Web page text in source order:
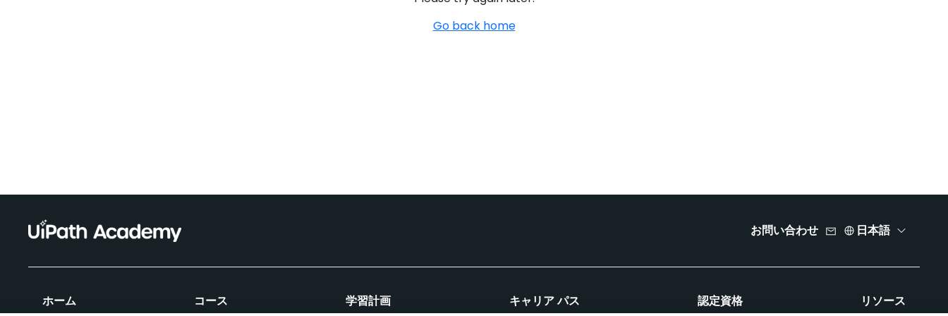
Go back home
お問い合わせ 日本語
ホーム コース 学習計画 キャリア パス 認定資格 リソース